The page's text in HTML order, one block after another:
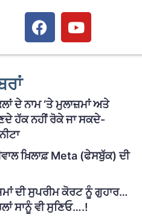
ਦੇ ਨਾਮ ‘ਤੇ ਮੁਲਾਜ਼ਮਾਂ ਅਤੇ
ਹੱਕ ਨਹੀਂ ਰੋਕੇ ਜਾ ਸਕਦੇ-
ਖ਼ਿਲਾਫ਼ Meta (ਫੇਸਬੁੱਕ) ਦੀ
ਦੀ ਸੁਪਰੀਮ ਕੋਰਟ ਨੂੰ ਗੁਹਾਰ…
ਸਾਨੂੰ ਵੀ ਸੁਣਿਓ….!